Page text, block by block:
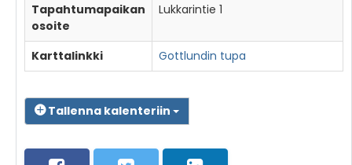
Tapahtumapaikan
osoite
Lukkarintie 1
Karttalinkki Gottlundin tupa
Tallenna kalenteriin